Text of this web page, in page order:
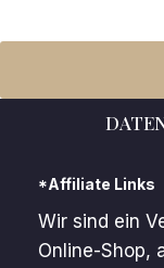
*Affiliate Links
Wir sind ein
Online-Shop,